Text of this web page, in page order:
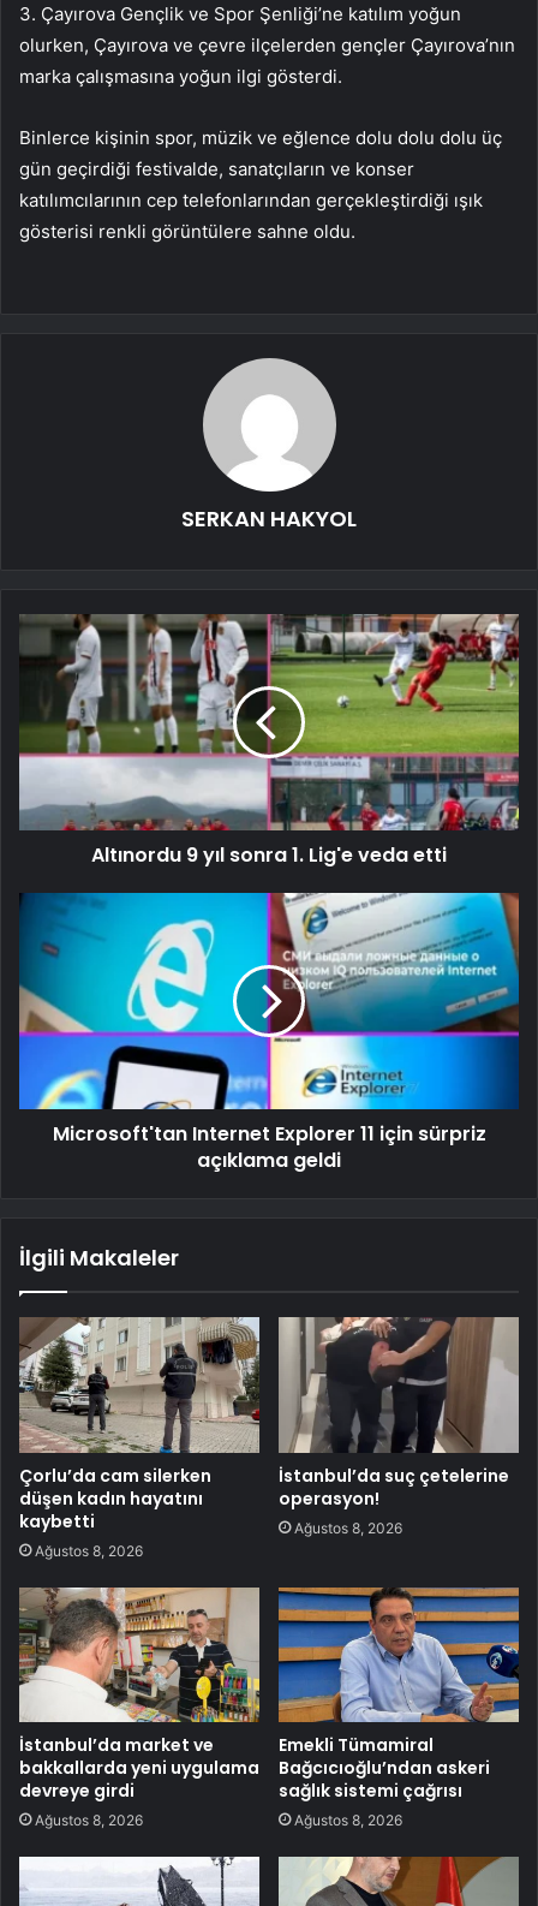
3. Çayırova Gençlik ve Spor Şenliği’ne katılım yoğun
olurken, Çayırova ve çevre ilçelerden gençler Çayırova’nın
marka çalışmasına yoğun ilgi gösterdi.
Binlerce kişinin spor, müzik ve eğlence dolu dolu dolu üç
gün geçirdiği festivalde, sanatçıların ve konser
katılımcılarının cep telefonlarından gerçekleştirdiği ışık
gösterisi renkli görüntülere sahne oldu.
SERKAN HAKYOL
Altınordu 9 yıl sonra 1. Lig'e veda etti
Microsoft'tan Internet Explorer 11 için sürpriz
açıklama geldi
İlgili Makaleler
Çorlu’da cam silerken
düşen kadın hayatını
kaybetti
Ağustos 8, 2026
İstanbul’da suç çetelerine
operasyon!
Ağustos 8, 2026
İstanbul’da market ve
bakkallarda yeni uygulama
devreye girdi
Ağustos 8, 2026
Emekli Tümamiral
Bağcıcıoğlu’ndan askeri
sağlık sistemi çağrısı
Ağustos 8, 2026